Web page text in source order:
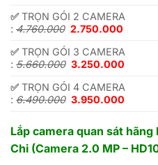
✅ TRỌN GÓI 2 CAMERA
: 4.760.000 2.750.000
✅ TRỌN GÓI 3 CAMERA
: 5.660.000 3.250.000
✅ TRỌN GÓI 4 CAMERA
: 6.490.000 3.950.000
Lắp camera quan sát hãng
Chi (Camera 2.0 MP –